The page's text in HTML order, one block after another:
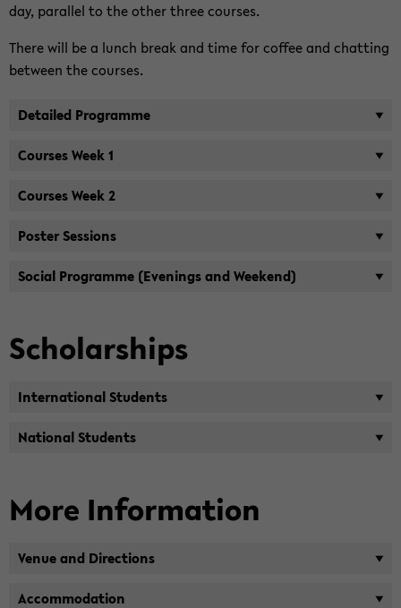
day, par­al­lel to the other three cour­ses.
There will be a lunch break and time for cof­fee and chat­ting
bet­ween the cour­ses.
De­tailed Pro­gram­me
Cour­ses Week 1
Cour­ses Week 2
Pos­ter Ses­si­ons
So­cial Pro­gram­me (Eve­nings and Weekend)
Scholar­ships
In­ter­na­tio­nal Stu­dents
Na­tio­nal Stu­dents
More In­for­ma­ti­on
Venue and Di­rec­tions
Ac­com­mo­da­ti­on